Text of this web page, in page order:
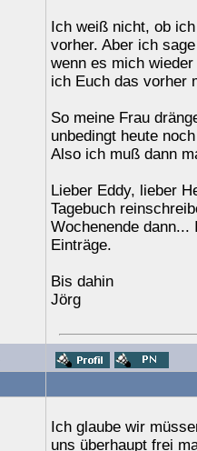
Ich weiß nicht, ob
vorher. Aber ich
wenn es mich
ich Euch das vorher
So meine Frau
unbedingt heute
Also ich muß dann
Lieber Eddy, lieber
Tagebuch
Wochenende dann...
Einträge.
Bis dahin
Jörg
Ich glaube wir
uns überhaupt frei